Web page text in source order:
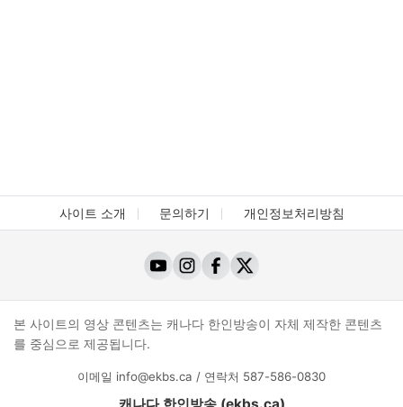
사이트 소개 문의하기 개인정보처리방침
본 사이트의 영상 콘텐츠는 캐나다 한인방송이 자체 제작한 콘텐츠
를 중심으로 제공됩니다.
이메일 info@ekbs.ca / 연락처 587-586-0830
캐나다 한인방송 (ekbs.ca)